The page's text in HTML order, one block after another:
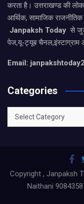
करता है। उत्तराखण्ड की
आर्थिक, सामाजिक राजनीतिक
Janpaksh Today से
पेज,यू-ट्यूब चैनल,इंस्टाग्राम
Email:
Categories
Categories
Copyright , Janpaksh
Naithani